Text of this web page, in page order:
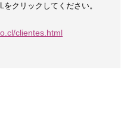
クリックしてください。
clientes.html